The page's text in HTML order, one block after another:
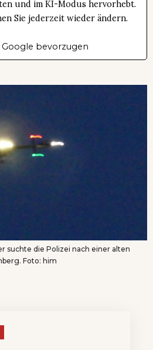
und im KI-Modus hervorhebt.
Sie jederzeit wieder ändern.
Google bevorzugen
suchte die Polizei nach einer alten
Foto: him